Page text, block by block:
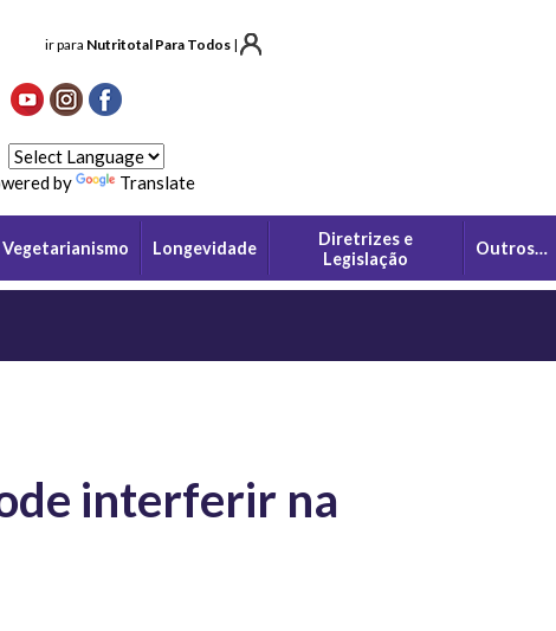
by Translate
ir para Nutritotal Para Todos |
Vegetarianismo Longevidade
Diretrizes e
Legislação
Outros…
interferir na